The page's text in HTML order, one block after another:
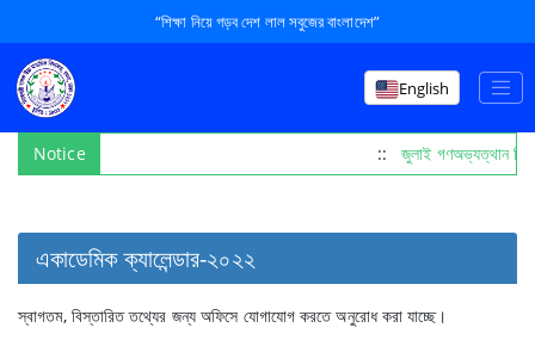
“শিক্ষা নিয়ে গড়ব দেশ লাল সবুজের বাংলাদেশ”
English
Notice :: জুলাই গণঅভ্যত্থান
একাডেমিক ক্যালেন্ডার-২০২২
স্বাগতম, বিস্তারিত তথ্যের জন্য অফিসে যোগাযোগ করতে অনুরোধ করা যাচ্ছে।